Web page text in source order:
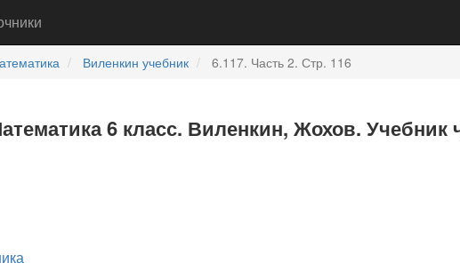
Виленкин учебник 6.117. Часть 2. Стр. 116
6 класс. Виленкин, Жохов. Учебник